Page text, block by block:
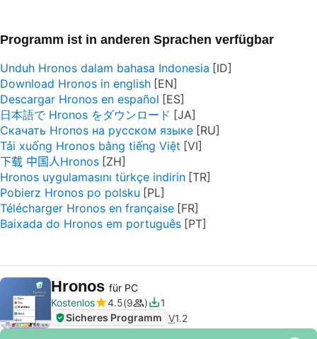
Programm ist in anderen Sprachen verfügbar
Unduh Hronos dalam bahasa Indonesia
Download Hronos in english
Descargar Hronos en español
日本語で Hronos をダウンロード
Скачать Hronos на русском языке
Tải xuống Hronos bằng tiếng Việt
下载 中国人Hronos
Hronos uygulamasını türkçe indirin
Pobierz Hronos po polsku
Télécharger Hronos en française
Baixada do Hronos em português
Hronos für PC
Kostenlos
4.5 9
1
Sicheres Programm V1.2